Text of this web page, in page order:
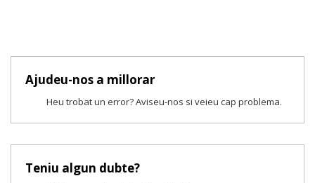
Ajudeu-nos a millorar
Heu trobat un error? Aviseu-nos si veieu cap problema.
Teniu algun dubte?